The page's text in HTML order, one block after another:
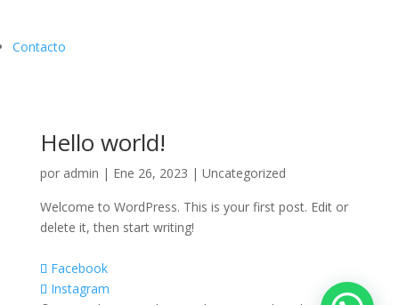
Contacto
Hello world!
por admin | Ene 26, 2023 | Uncategorized
Welcome to WordPress. This is your first post. Edit or
delete it, then start writing!
Facebook
Instagram